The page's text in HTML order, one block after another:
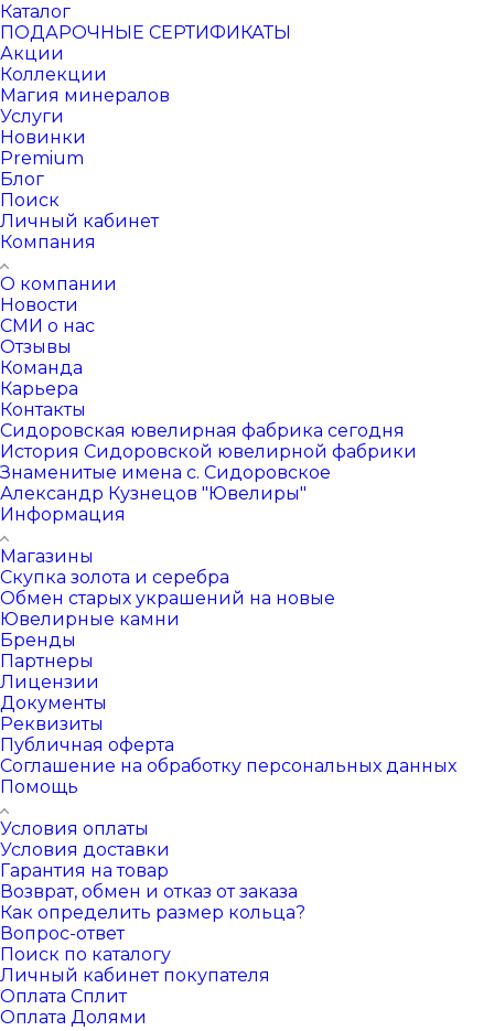
Каталог
ПОДАРОЧНЫЕ СЕРТИФИКАТЫ
Акции
Коллекции
Магия минералов
Услуги
Новинки
Premium
Блог
Поиск
Личный кабинет
Компания
О компании
Новости
СМИ о нас
Отзывы
Команда
Карьера
Контакты
Сидоровская ювелирная фабрика сегодня
История Сидоровской ювелирной фабрики
Знаменитые имена с. Сидоровское
Александр Кузнецов "Ювелиры"
Информация
Магазины
Скупка золота и серебра
Обмен старых украшений на новые
Ювелирные камни
Бренды
Партнеры
Лицензии
Документы
Реквизиты
Публичная оферта
Соглашение на обработку персональных данных
Помощь
Условия оплаты
Условия доставки
Гарантия на товар
Возврат, обмен и отказ от заказа
Как определить размер кольца?
Вопрос-ответ
Поиск по каталогу
Личный кабинет покупателя
Оплата Сплит
Оплата Долями